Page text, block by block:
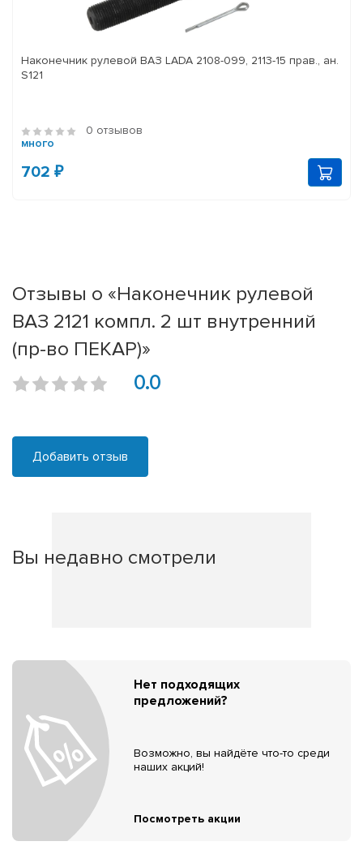
Наконечник рулевой ВАЗ LADA 2108-099, 2113-15 прав., ан.
S121
0 отзывов
много
702 ₽
Отзывы о «Наконечник рулевой
ВАЗ 2121 компл. 2 шт внутренний
(пр-во ПЕКАР)»
0.0
Добавить отзыв
Вы недавно смотрели
Нет подходящих
предложений?
Возможно, вы найдёте что-то среди
наших акций!
Посмотреть акции